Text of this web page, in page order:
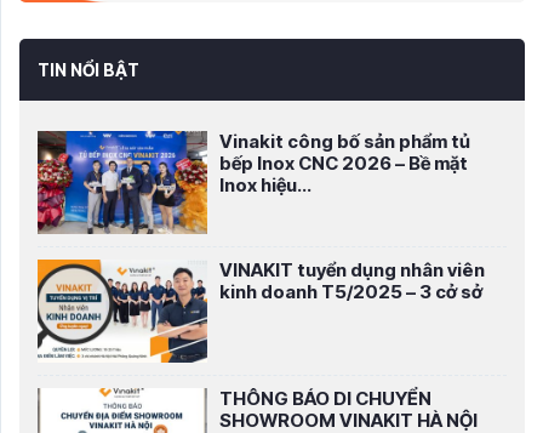
TIN NỔI BẬT
Vinakit công bố sản phẩm tủ
bếp Inox CNC 2026 – Bề mặt
Inox hiệu...
VINAKIT tuyển dụng nhân viên
kinh doanh T5/2025 – 3 cở sở
THÔNG BÁO DI CHUYỂN
SHOWROOM VINAKIT HÀ NỘI